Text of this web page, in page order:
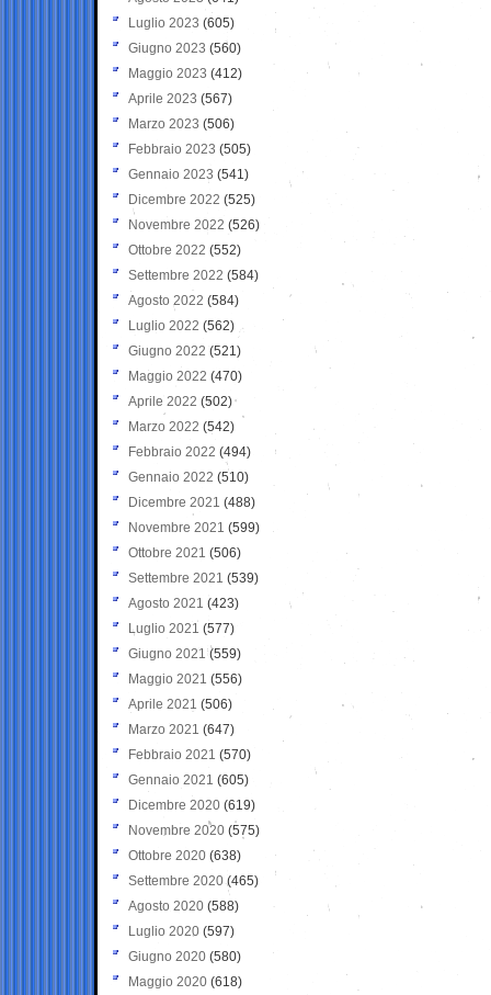
Luglio 2023 (605)
Giugno 2023 (560)
Maggio 2023 (412)
Aprile 2023 (567)
Marzo 2023 (506)
Febbraio 2023 (505)
Gennaio 2023 (541)
Dicembre 2022 (525)
Novembre 2022 (526)
Ottobre 2022 (552)
Settembre 2022 (584)
Agosto 2022 (584)
Luglio 2022 (562)
Giugno 2022 (521)
Maggio 2022 (470)
Aprile 2022 (502)
Marzo 2022 (542)
Febbraio 2022 (494)
Gennaio 2022 (510)
Dicembre 2021 (488)
Novembre 2021 (599)
Ottobre 2021 (506)
Settembre 2021 (539)
Agosto 2021 (423)
Luglio 2021 (577)
Giugno 2021(559)
Maggio 2021 (556)
Aprile 2021 (506)
Marzo 2021 (647)
Febbraio 2021 (570)
Gennaio 2021 (605)
Dicembre 2020 (619)
Novembre 2020 (575)
Ottobre 2020 (638)
Settembre 2020(465)
Agosto 2020 (588)
Luglio 2020 (597)
Giugno 2020 (580)
Maggio 2020 (618)